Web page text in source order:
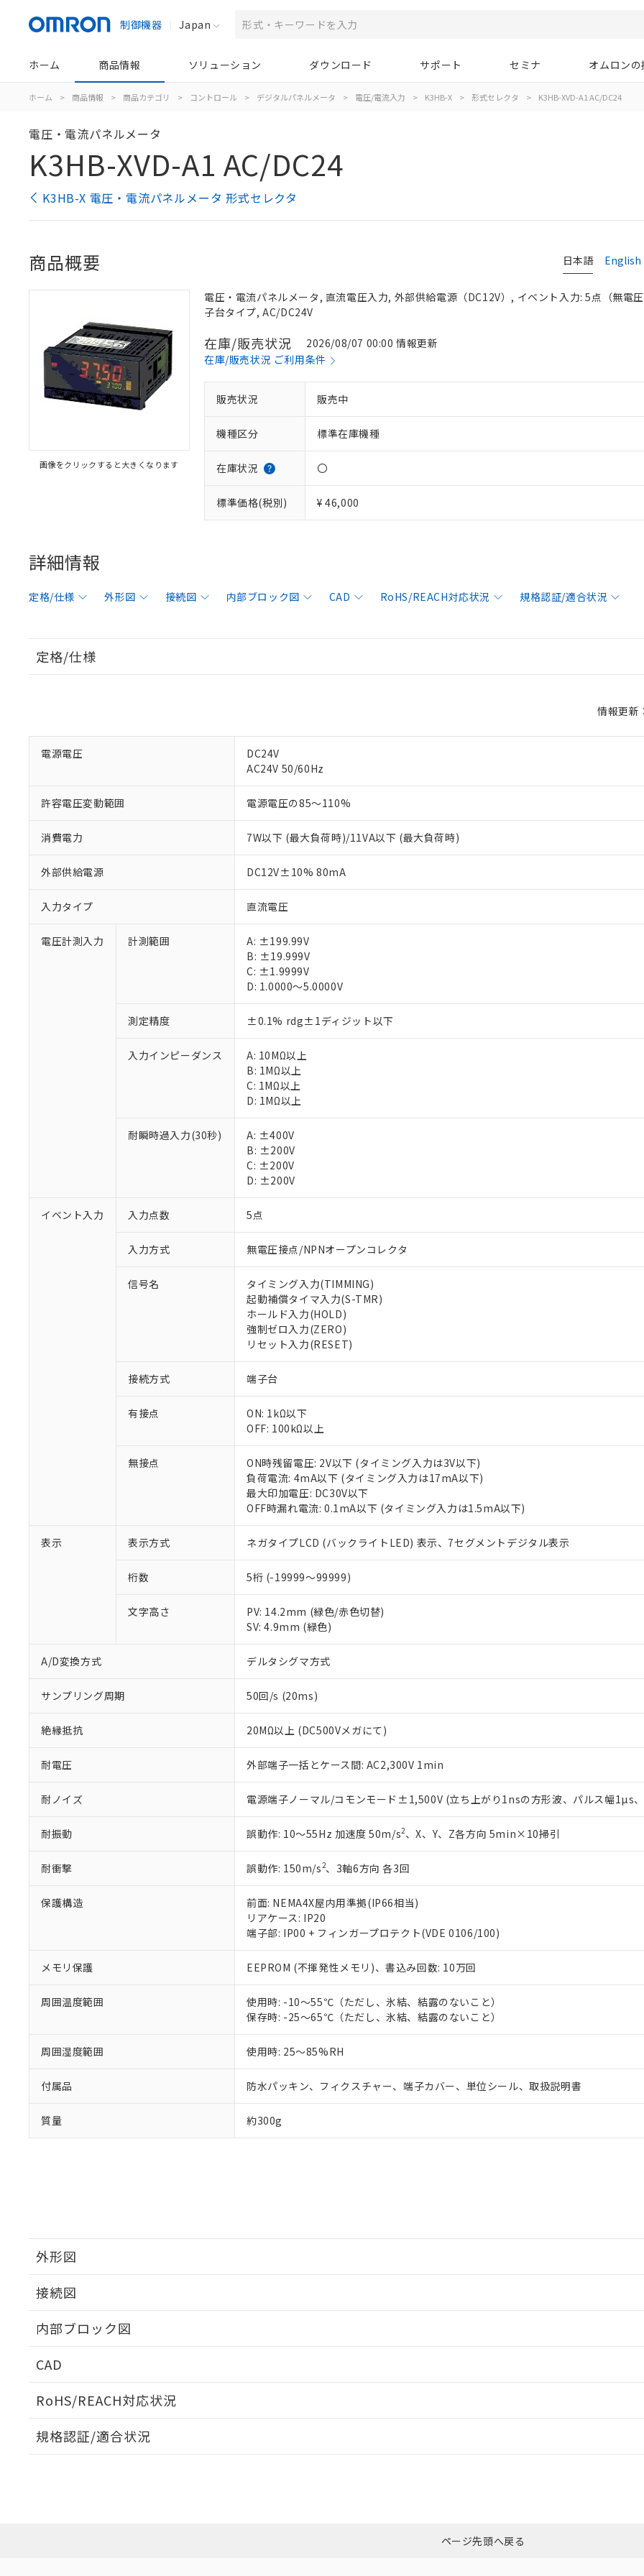
制御機器 Japan
ホーム 商品情報 ソリューション ダウンロード サポート セミナ オムロン
ホーム > 商品情報 > 商品カテゴリ > コントロール > デジタルパネルメータ > 電圧/電流入力 > K3HB-X > 形式セレクタ > K3HB-XVD-A1 AC/DC24
電圧・電流パネルメータ
K3HB-XVD-A1 AC/DC24
K3HB-X 電圧・電流パネルメータ 形式セレクタ
日本語 English
商品概要
画像をクリックすると大きくなります
電圧・電流パネルメータ, 直流電圧入力, 外部供給電源（DC12V）, イベント入力: 5点（無電
子台タイプ, AC/DC24V
在庫/販売状況
2026/08/07 00:00 情報更新
在庫/販売状況 ご利用条件
販売状況 販売中
機種区分 標準在庫機種
在庫状況 〇
標準価格(税別) ¥ 46,000
詳細情報
定格/仕様 外形図 接続図 内部ブロック図 CAD RoHS/REACH対応状況 規格認証/適合状況
定格/仕様
情報更
電源電圧
DC24V
AC24V 50/60Hz
許容電圧変動範囲 電源電圧の85～110%
消費電力 7W以下 (最大負荷時)/11VA以下 (最大負荷時)
外部供給電源 DC12V±10% 80mA
入力タイプ 直流電圧
電圧計測入力 計測範囲
A: ±199.99V
B: ±19.999V
C: ±1.9999V
D: 1.0000～5.0000V
測定精度 ±0.1% rdg±1ディジット以下
入力インピーダンス
A: 10MΩ以上
B: 1MΩ以上
C: 1MΩ以上
D: 1MΩ以上
耐瞬時過入力(30秒)
A: ±400V
B: ±200V
C: ±200V
D: ±200V
イベント入力 入力点数 5点
入力方式 無電圧接点/NPNオープンコレクタ
信号名
タイミング入力(TIMMING)
起動補償タイマ入力(S-TMR)
ホールド入力(HOLD)
強制ゼロ入力(ZERO)
リセット入力(RESET)
接続方式 端子台
有接点
ON: 1kΩ以下
OFF: 100kΩ以上
無接点
ON時残留電圧: 2V以下 (タイミング入力は3V以下)
負荷電流: 4mA以下 (タイミング入力は17mA以下)
最大印加電圧: DC30V以下
OFF時漏れ電流: 0.1mA以下 (タイミング入力は1.5mA以下)
表示 表示方式 ネガタイプLCD (バックライトLED) 表示、7セグメントデジタル表示
桁数 5桁 (-19999～99999)
文字高さ
PV: 14.2mm (緑色/赤色切替)
SV: 4.9mm (緑色)
A/D変換方式 デルタシグマ方式
サンプリング周期 50回/s (20ms)
絶縁抵抗 20MΩ以上 (DC500Vメガにて)
耐電圧 外部端子一括とケース間: AC2,300V 1min
耐ノイズ 電源端子ノーマル/コモンモード±1,500V (立ち上がり1nsの方形波、パルス幅1µs
耐振動 誤動作: 10～55Hz 加速度 50m/s2、X、Y、Z各方向 5min×10掃引
耐衝撃 誤動作: 150m/s2、3軸6方向 各3回
保護構造
前面: NEMA4X屋内用準拠(IP66相当)
リアケース: IP20
端子部: IP00 + フィンガープロテクト(VDE 0106/100)
メモリ保護 EEPROM (不揮発性メモリ)、書込み回数: 10万回
周囲温度範囲
使用時: -10～55℃（ただし、氷結、結露のないこと）
保存時: -25～65℃（ただし、氷結、結露のないこと）
周囲湿度範囲 使用時: 25～85%RH
付属品 防水パッキン、フィクスチャー、端子カバー、単位シール、取扱説明書
質量 約300g
外形図
接続図
内部ブロック図
CAD
RoHS/REACH対応状況
EU RoHS 注意事項・凡例
ダウンロードはこちら
規格認証/適合状況
ご利用条件
以下の条件をお読みいただき、同意のうえご利用ください。
くものです。
当社制御機器事業取扱商品の中には、本サービスの対象外となる商品もあること
在庫状況および標準価格照会結果は、記載している更新日時点での社内データに
のであり、閲覧された時点での実際の在庫および標準価格とは異なる場合がある
い。
正式な納期状況および標準価格はお客様のお取引先、またはお客様担当のオムロ
当社販売員にご相談ください。
オムロン制御機器販売店や当社販売拠点は「販売ネットワーク
」をご確認くだ
在庫状況および標準価格結果を当社の事前の承諾なく第三者に漏洩または開示し
マイパーツ機能（部品リスト作成サービス）をご利用いただくには、I-Webメン
ている必要があります。
お客様が当ウェブサイト上で当社にご登録された部品リストについて、当社およ
が、当社の製品・サービスに関するお客様との取引・商談に必要な範囲で利用す
さい。
※当社の共同利用者とは、"個人情報の共同利用に関して"
の「1.共同利用者の
いる法人を指します。
※1 対応状況
対応済み：EU RoHS指令（10物質）の非含有に対応した製品が提供可能な商品です
対応予定：EU RoHS指令（10物質）の非含有に対応した製品に切り替える予定のある
対応予定なし：EU RoHS指令（10物質）の非含有に非対応の商品で、対応品を出す予
調査・確認中：EU RoHS指令（10物質）の非含有の対応状況を調査中または確認中の
非該当品：ライセンス料など無形物で、有害物質有無と関係のない商品です。
仕入先様の事情により、非含有部品としていたものが、含有品と判明した場合などや
があります。
鉛(Pb) 1000ppm以下、 水銀(Hg) 1000ppm以下、 カドミウム(Cd) 100ppm以下、
六価クロム(Cr(Ⅵ)) 1000ppm以下、ポリ臭化ビフェニル類(PBB) 1000ppm以下、ポリ臭化ジフェニルエーテル
フタル酸ビス(2-エチルヘキシル) (DEHP)(別名：DOP) 1000ppm以下、フタル酸ブチルベンジル（BBP）
ル（DBP） 1000ppm以下、フタル酸ジイソブチル (DIBP) 1000ppm以下
但し、RoHS指令で産業用監視および制御機器に対する適用除外項目は除く。
フタル酸エステル類の４物質については閾値を超える意図的な使用がないことを確認しています。
※2 対応予定月
部品在庫の切り替え状況などにより、予定月が前後することがあります。
下記の非含有証明書をダウンロードすることができます。
EU RoHS指令（10物質）の非含有証明書
51物質の非含有証明書（当社基準）
※本証明書は発行日時点で非含有を証明するもので、過去に遡って非含有を証明する
混在することから備考欄に対応日を記載しておりました。
既に当社にて対応品への在庫切替を完了していることから、特段のことがない限り
り割愛しております。
※1 中国RoHS○×表
「○」：最大均質材料含有率が中国RoHSの基準値以下であることを示します。
「×」：最大均質材料含有率が中国RoHSの基準値を超えていることを示します。
「－」：未確認です。当社販売部門へお問い合わせください。
*中国RoHS10物質の基準値 (GB/T26572)：
Cr(Ⅵ)(六価クロム) : 1000ppm、 PBBs(ポリ臭化ビフェニル類) : 1000ppm、 PBDEs(ポリ臭化ジフェニルエーテ
DBP(フタル酸ジブチル) : 1000ppm、 DIBP(フタル酸ジイソブチル) : 1000ppm、 BBP(フタル酸ブチルベンジル
DEHP(フタル酸ビス(2-エチルヘキシル)) : 1000ppm
※2 環境保護使用期限
「ｅ」：有害物質（10物質）のすべてが基準値以下であることを示します。
「10」：通常の使用状況下において有害物質が外部に漏えいし、環境に深刻な影響を
「－」：未確認です。当社販売部門へお問い合わせください。
う）を輸出または国外への提供する場合は、日本国政府の輸出許可(または役務取
などの必要な手続きをとります。
当社は規制貨物を破棄する場合は、完全に破砕するなど、違法に輸出されないよ
ます。
当社は貴社製品を、核兵器、ミサイル、化学兵器、生物兵器またはその他武器並
置等に一切使用いたしません。
当社は、貴社製品を第三者に販売する場合は、上記1、2および3の内容を当該第
また当社は、販売先および販売に係わる関係者が違法に輸出するおそれがある場
たしません。
記
説明
○ 一定数以上の在庫あり
△ 一定数には満たないが在庫あり
－
在庫なし(最新の在庫状況については、お客様のお取引先、またはお客様担当
機器販売店・当社販売員にご確認ください)
空
白
受注生産機種、また在庫状況の情報を公開していない機種
ページ先頭へ戻る